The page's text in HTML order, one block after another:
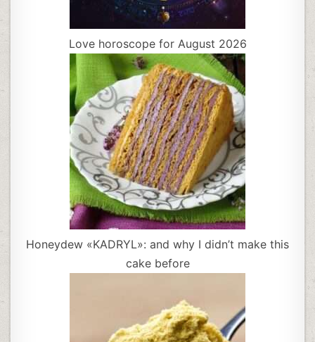
Love horoscope for August 2026
Honeydew «KADRYL»: and why I didn’t make this
cake before